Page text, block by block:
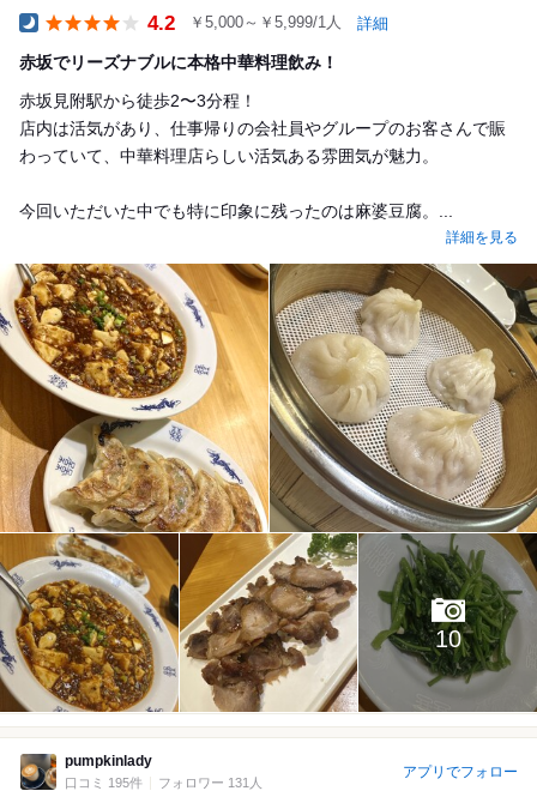
4.2 ￥5,000～￥5,999/1人 詳細
赤坂でリーズナブルに本格中華料理飲み！
赤坂見附駅から徒歩2〜3分程！
店内は活気があり、仕事帰りの会社員やグループのお客さんで賑
わっていて、中華料理店らしい活気ある雰囲気が魅力。
今回いただいた中でも特に印象に残ったのは麻婆豆腐。...
詳細を見る
10
pumpkinlady
口コミ 195件 フォロワー 131人
アプリでフォロー